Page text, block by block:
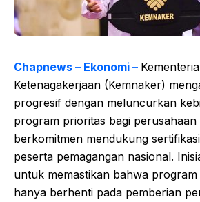
Chapnews – Ekonomi –
Ketenagakerjaan (Kemnaker)
progresif dengan meluncurkan
program prioritas bagi perusahaan
berkomitmen mendukung
peserta pemagangan nasional.
untuk memastikan bahwa program
hanya berhenti pada pemberian